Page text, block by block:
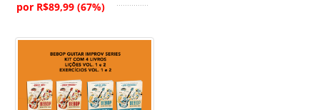
por R$89,99 (67%)